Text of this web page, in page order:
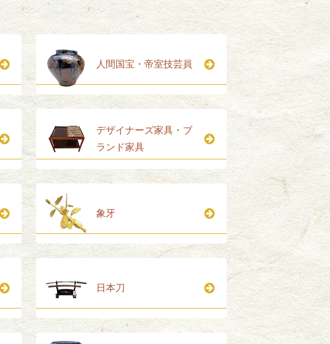
人間国宝・帝室技芸員
デザイナーズ家具・ブ
ランド家具
象牙
日本刀